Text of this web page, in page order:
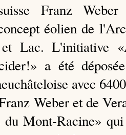
Franz
éolien de
Lac. L'initiative
a été
avec
Weber et de
Mont-Racine»